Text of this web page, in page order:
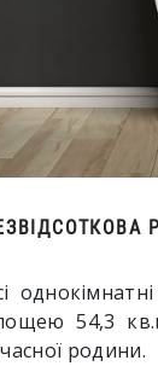
54,3
родини.